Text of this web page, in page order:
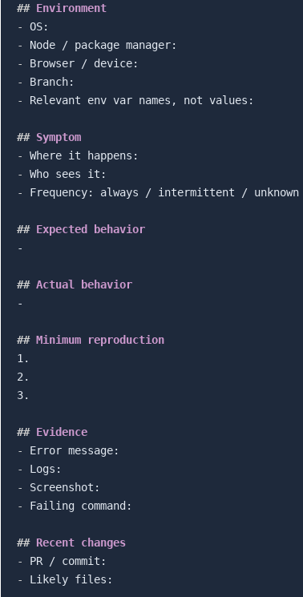
## Environment
-
-
-
-
-
Relevant env var names, not values:
## Symptom
-
-
-
Frequency: always / intermittent / unknown
## Expected behavior
-
## Actual behavior
-
## Minimum reproduction
1.
2.
3.
## Evidence
-
-
-
-
Failing command:
## Recent changes
-
-
Likely files: